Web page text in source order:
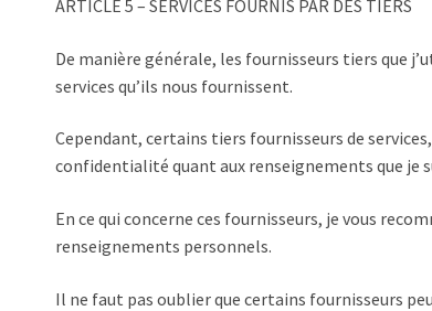
ARTICLE 5 – SERVICES FOURNIS PAR DES TIERS
De manière générale, les fournisseurs tiers que
services qu’ils nous fournissent.
Cependant, certains tiers fournisseurs de
confidentialité quant aux renseignements que je
En ce qui concerne ces fournisseurs, je vous
renseignements personnels.
Il ne faut pas oublier que certains fournisseurs